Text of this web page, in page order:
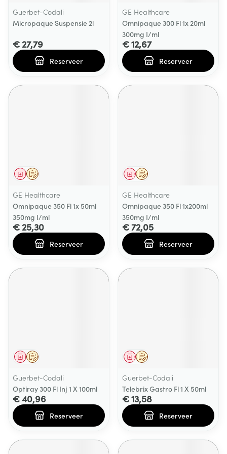
Guerbet-Codali
Micropaque Suspensie 2l
€ 27,79
Reserveer
GE Healthcare
Omnipaque 300 Fl 1x 20ml
300mg I/ml
€ 12,67
Reserveer
Op voorschrift
Geneesmiddel
GE Healthcare
Omnipaque 350 Fl 1x 50ml
350mg I/ml
€ 25,30
Reserveer
Op voorschrift
Geneesmiddel
GE Healthcare
Omnipaque 350 Fl 1x200ml
350mg I/ml
€ 72,05
Reserveer
Op voorschrift
Geneesmiddel
Guerbet-Codali
Optiray 300 Fl Inj 1 X 100ml
€ 40,96
Reserveer
Op voorschrift
Geneesmiddel
Guerbet-Codali
Telebrix Gastro Fl 1 X 50ml
€ 13,58
Reserveer